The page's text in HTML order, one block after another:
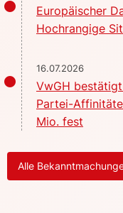
Europäischer
Hochrangige
16.07.2026
VwGH
Partei-
Mio. fest
Alle